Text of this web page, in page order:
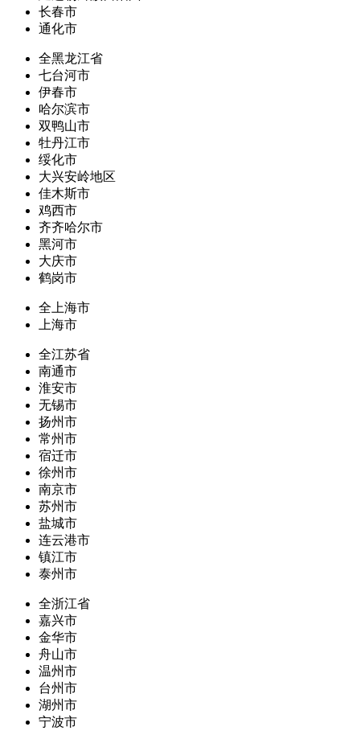
长春市
通化市
全黑龙江省
七台河市
伊春市
哈尔滨市
双鸭山市
牡丹江市
绥化市
大兴安岭地区
佳木斯市
鸡西市
齐齐哈尔市
黑河市
大庆市
鹤岗市
全上海市
上海市
全江苏省
南通市
淮安市
无锡市
扬州市
常州市
宿迁市
徐州市
南京市
苏州市
盐城市
连云港市
镇江市
泰州市
全浙江省
嘉兴市
金华市
舟山市
温州市
台州市
湖州市
宁波市